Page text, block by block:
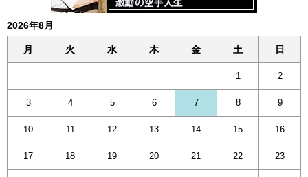
2026年8月
月 火 水 木 金 土 日
1 2
3 4 5 6 7 8 9
10 11 12 13 14 15 16
17 18 19 20 21 22 23